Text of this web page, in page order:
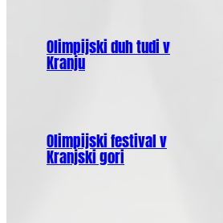
Olimpijski duh tudi v
Kranju
Olimpijski festival v
Kranjski gori